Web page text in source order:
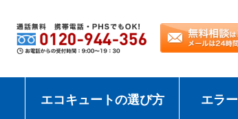
エコキュートの選び方 エラ